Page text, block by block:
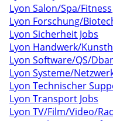
Lyon Salon/Spa/Fitness
Lyon Forschung/
Lyon Sicherheit Jobs
Lyon Handwerk/
Lyon Software/QS/
Lyon Systeme/
Lyon Technischer
Lyon Transport Jobs
Lyon TV/Film/Video/